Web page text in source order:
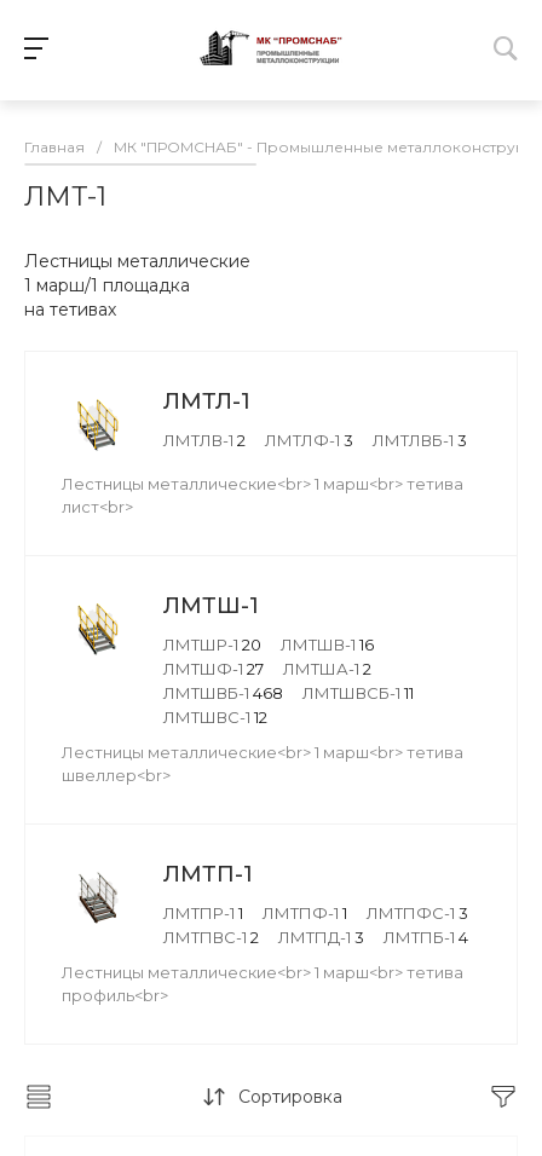
Главная / МК "ПРОМСНАБ" - Промышленные
ЛМТ-1
Лестницы металлические
1 марш/1 площадка
на тетивах
ЛМТЛ-1
ЛМТЛВ-1 2 ЛМТЛФ-1 3 ЛМТЛВБ-1 3
Лестницы металлические<br> 1 марш<br> тетива
лист<br>
ЛМТШ-1
ЛМТШР-1 20 ЛМТШВ-1 16
ЛМТШФ-1 27 ЛМТША-1 2
ЛМТШВБ-1 468 ЛМТШВСБ-1 11
ЛМТШВС-1 12
Лестницы металлические<br> 1 марш<br> тетива
швеллер<br>
ЛМТП-1
ЛМТПР-1 1 ЛМТПФ-1 1 ЛМТПФС-1 3
ЛМТПВС-1 2 ЛМТПД-1 3 ЛМТПБ-1 4
Лестницы металлические<br> 1 марш<br> тетива
профиль<br>
Сортировка